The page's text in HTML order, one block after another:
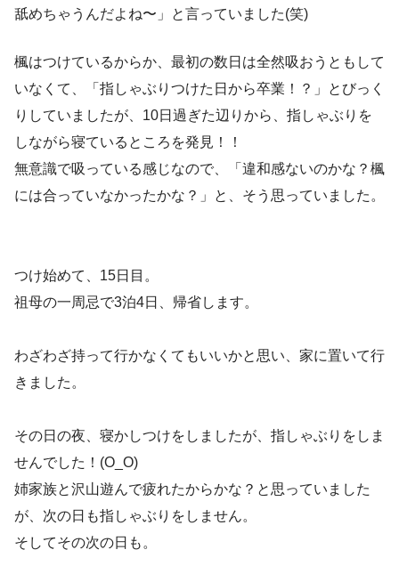
舐めちゃうんだよね〜」と言っていました(笑)
楓はつけているからか、最初の数日は全然吸おうともして
いなくて、「指しゃぶりつけた日から卒業！？」とびっく
りしていましたが、10日過ぎた辺りから、指しゃぶりを
しながら寝ているところを発見！！
無意識で吸っている感じなので、「違和感ないのかな？楓
には合っていなかったかな？」と、そう思っていました。
つけ始めて、15日目。
祖母の一周忌で3泊4日、帰省します。
わざわざ持って行かなくてもいいかと思い、家に置いて行
きました。
その日の夜、寝かしつけをしましたが、指しゃぶりをしま
せんでした！(O_O)
姉家族と沢山遊んで疲れたからかな？と思っていました
が、次の日も指しゃぶりをしません。
そしてその次の日も。